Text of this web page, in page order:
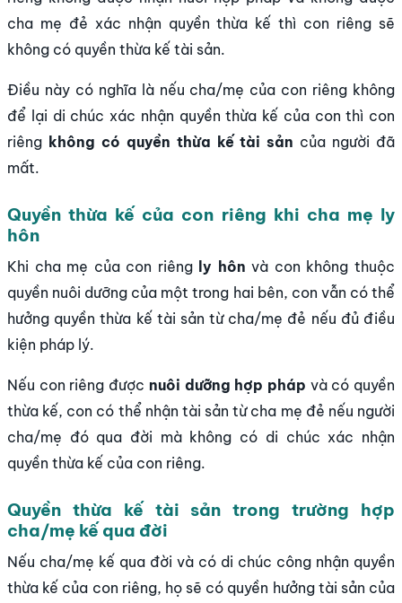
cha mẹ đẻ xác nhận quyền thừa kế thì con riêng sẽ
không có quyền thừa kế tài sản.
Điều này có nghĩa là nếu cha/mẹ của con riêng không
để lại di chúc xác nhận quyền thừa kế của con thì con
riêng không có quyền thừa kế tài sản của người đã
mất.
Quyền thừa kế của con riêng khi cha mẹ ly
hôn
Khi cha mẹ của con riêng ly hôn và con không thuộc
quyền nuôi dưỡng của một trong hai bên, con vẫn có thể
hưởng quyền thừa kế tài sản từ cha/mẹ đẻ nếu đủ điều
kiện pháp lý.
Nếu con riêng được nuôi dưỡng hợp pháp và có quyền
thừa kế, con có thể nhận tài sản từ cha mẹ đẻ nếu người
cha/mẹ đó qua đời mà không có di chúc xác nhận
quyền thừa kế của con riêng.
Quyền thừa kế tài sản trong trường hợp
cha/mẹ kế qua đời
Nếu cha/mẹ kế qua đời và có di chúc công nhận quyền
thừa kế của con riêng, họ sẽ có quyền hưởng tài sản của